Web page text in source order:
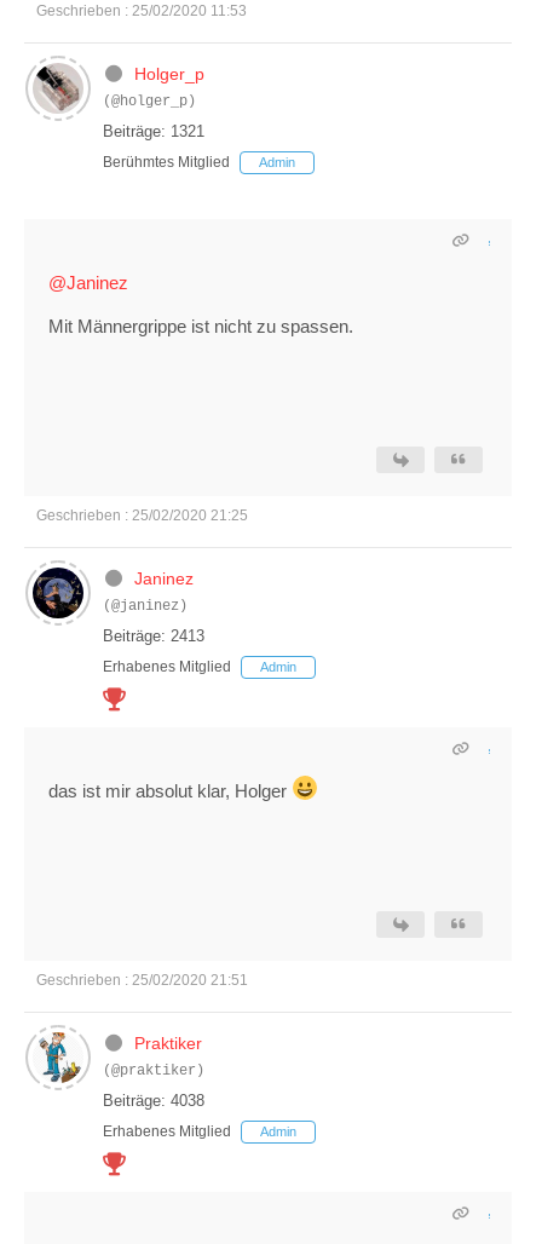
Geschrieben : 25/02/2020 11:53
Holger_p
(@holger_p)
Beiträge: 1321
Berühmtes Mitglied Admin
@Janinez
Mit Männergrippe ist nicht zu spassen.
Geschrieben : 25/02/2020 21:25
Janinez
(@janinez)
Beiträge: 2413
Erhabenes Mitglied Admin
das ist mir absolut klar, Holger
Geschrieben : 25/02/2020 21:51
Praktiker
(@praktiker)
Beiträge: 4038
Erhabenes Mitglied Admin